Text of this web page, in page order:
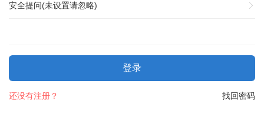
安全提问(未设置请忽略)
登录
找回密码
还没有注册？